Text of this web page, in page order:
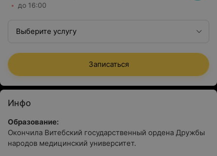
до 16:00
Выберите услугу
Записаться
Инфо
Образование:
Окончила Витебский государственный ордена Дружбы
народов медицинский университет.